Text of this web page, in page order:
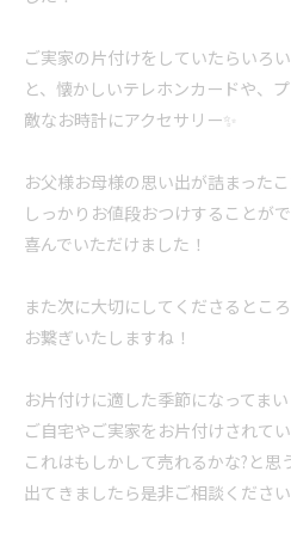
ご実家の片付けをしていたらいろ
と、懐かしいテレホンカードや、
敵なお時計にアクセサリー✨
お父様お母様の思い出が詰まった
しっかりお値段おつけすることがで
喜んでいただけました！
また次に大切にしてくださるとこ
お繋ぎいたしますね！
お片付けに適した季節になってまい
ご自宅やご実家をお片付けされてい
これはもしかして売れるかな?と思
出てきましたら是非ご相談ください